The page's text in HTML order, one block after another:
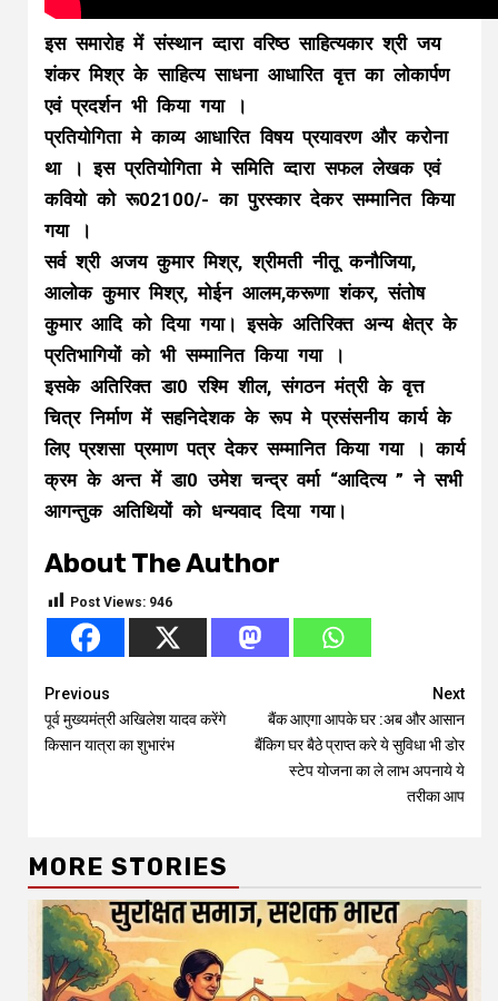
इस समारोह में संस्थान व्दारा वरिष्ठ साहित्यकार श्री जय
शंकर मिश्र के साहित्य साधना आधारित वृत्त का लोकार्पण
एवं प्रदर्शन भी किया गया ।
प्रतियोगिता मे काव्य आधारित विषय प्रयावरण और करोना
था । इस प्रतियोगिता मे समिति व्दारा सफल लेखक एवं
कवियो को रू02100/- का पुरस्कार देकर सम्मानित किया
गया ।
सर्व श्री अजय कुमार मिश्र, श्रीमती नीतू कनौजिया,
आलोक कुमार मिश्र, मोईन आलम,करूणा शंकर, संतोष
कुमार आदि को दिया गया। इसके अतिरिक्त अन्य क्षेत्र के
प्रतिभागियों को भी सम्मानित किया गया ।
इसके अतिरिक्त डा0 रश्मि शील, संगठन मंत्री के वृत्त
चित्र निर्माण में सहनिदेशक के रूप मे प्रसंसनीय कार्य के
लिए प्रशसा प्रमाण पत्र देकर सम्मानित किया गया । कार्य
क्रम के अन्त में डा0 उमेश चन्द्र वर्मा “आदित्य ” ने सभी
आगन्तुक अतिथियों को धन्यवाद दिया गया।
About The Author
Post Views: 946
Continue
Reading
Previous
पूर्व मुख्यमंत्री अखिलेश यादव करेंगे
किसान यात्रा का शुभारंभ
Next
बैंक आएगा आपके घर :अब और आसान
बैंकिग घर बैठे प्राप्त करे ये सुविधा भी डोर
स्टेप योजना का ले लाभ अपनाये ये
तरीका आप
MORE STORIES